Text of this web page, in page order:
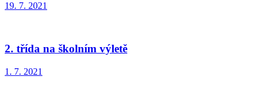
19. 7. 2021
2. třída na školním výletě
1. 7. 2021